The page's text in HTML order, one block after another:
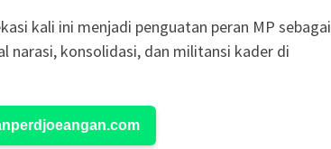
kali ini menjadi penguatan peran MP sebagai
narasi, konsolidasi, dan militansi kader di